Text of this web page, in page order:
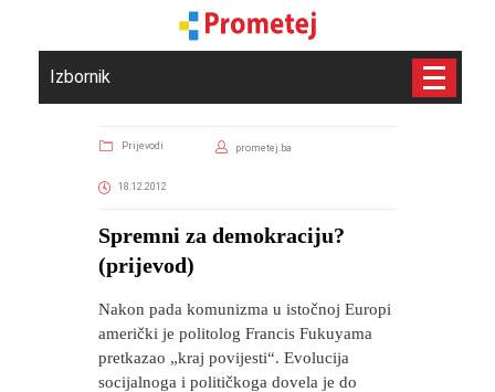
Izbornik
Prijevodi prometej.ba
18.12.2012
Spremni za demokraciju?
(prijevod)
Nakon pada komunizma u istočnoj Europi
američki je politolog Francis Fukuyama
pretkazao „kraj povijesti“. Evolucija
socijalnoga i političkoga dovela je do